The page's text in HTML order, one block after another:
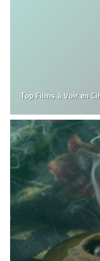
Top Films à Voir en